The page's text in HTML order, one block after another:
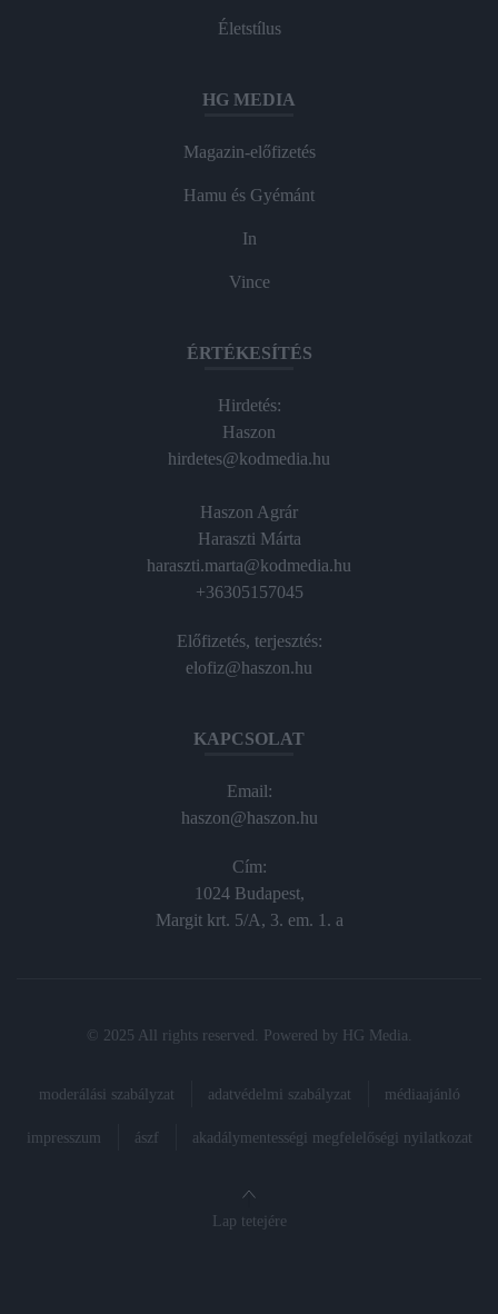
Életstílus
HG MEDIA
Magazin-előfizetés
Hamu és Gyémánt
In
Vince
ÉRTÉKESÍTÉS
Hirdetés:
Haszon
hirdetes@kodmedia.hu
Haszon Agrár
Haraszti Márta
haraszti.marta@kodmedia.hu
+36305157045
Előfizetés, terjesztés:
elofiz@haszon.hu
KAPCSOLAT
Email:
haszon@haszon.hu
Cím:
1024 Budapest,
Margit krt. 5/A, 3. em. 1. a
© 2025 All rights reserved. Powered by HG Media
moderálási szabályzat adatvédelmi szabályzat médiaajánló
impresszum ászf akadálymentességi megfelelőségi nyilatkozat
Lap tetejére